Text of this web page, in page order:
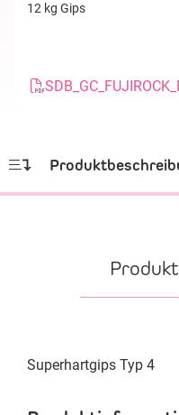
12 kg Gips
Superhartgips Typ 4